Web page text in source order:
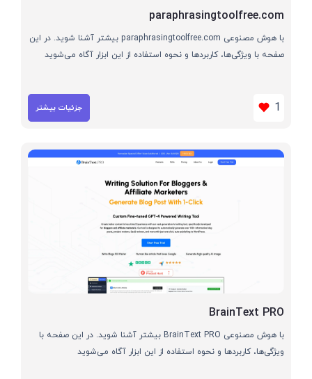
paraphrasingtoolfree.com
با هوش مصنوعی paraphrasingtoolfree.com بیشتر آشنا شوید. در این
صفحه با ویژگی‌ها، کاربردها و نحوه استفاده از این ابزار آگاه می‌شوید
1 جزئیات بیشتر
BrainText PRO
با هوش مصنوعی BrainText PRO بیشتر آشنا شوید. در این صفحه با
ویژگی‌ها، کاربردها و نحوه استفاده از این ابزار آگاه می‌شوید